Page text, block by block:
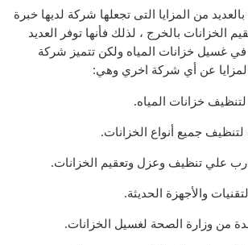
من المزايا التى تجعلها شركة لديها خبرة
الخزانات بالخرج ، لذلك فأنها توفر العديد
في غسيل خزانات المياه ولكن تتميز شركة
المزايا عن أي شركة اخري وهي:
خزانات المياه.
جميع أنواع الخزانات.
علي تنظيف وعزل وتعقيم الخزانات.
والأجهزة الحديثة.
من وزارة الصحة لغسيل الخزانات.